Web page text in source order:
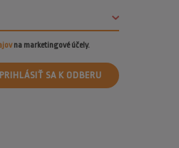
na marketingové účely.
PRIHLÁSIŤ SA K ODBERU